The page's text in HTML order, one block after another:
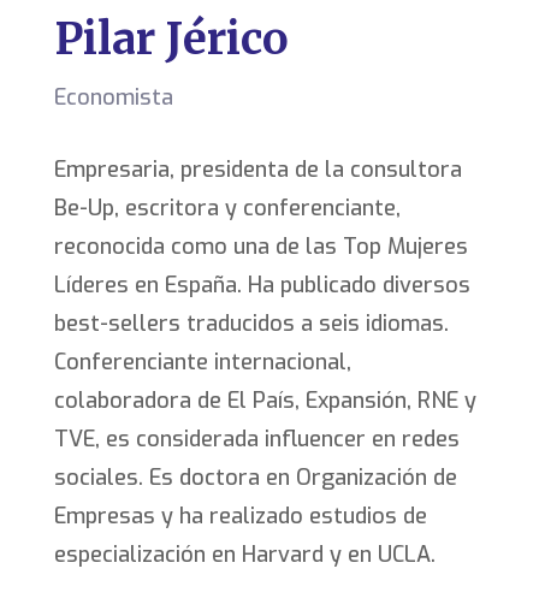
Pilar Jérico
Economista
Empresaria, presidenta de la consultora
Be-Up, escritora y conferenciante,
reconocida como una de las Top Mujeres
Líderes en España. Ha publicado diversos
best-sellers traducidos a seis idiomas.
Conferenciante internacional,
colaboradora de El País, Expansión, RNE y
TVE, es considerada influencer en redes
sociales. Es doctora en Organización de
Empresas y ha realizado estudios de
especialización en Harvard y en UCLA.